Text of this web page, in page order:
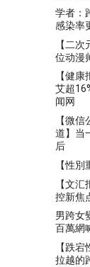
学者：
感染率
【二
位动漫
【健
艾超
闻网
【微
道】当
后
【性
【文
控新焦
男跨女
百萬網
【跌
拉越的